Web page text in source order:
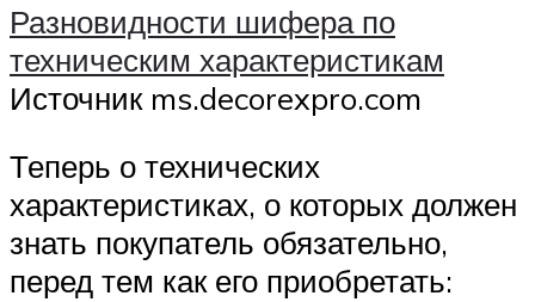
Разновидности шифера по
техническим характеристикам
Источник ms.decorexpro.com
Теперь о технических
характеристиках, о которых должен
знать покупатель обязательно,
перед тем как его приобретать: